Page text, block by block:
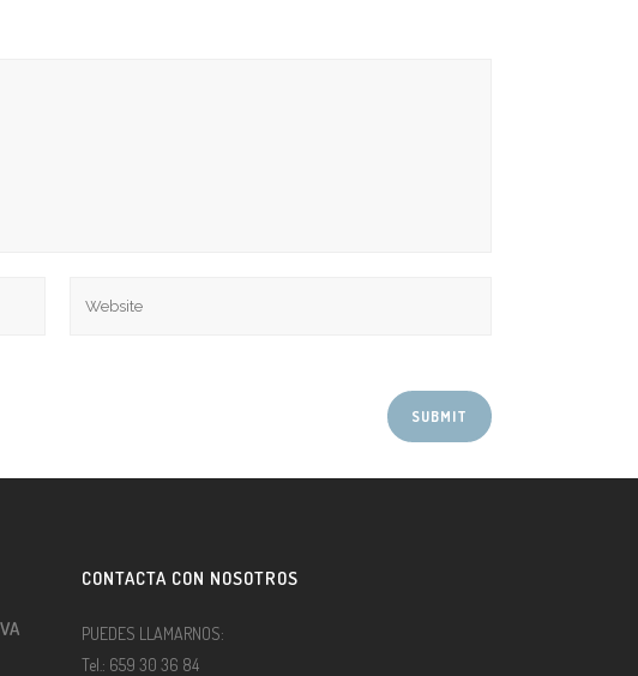
CONTACTA CON NOSOTROS
PUEDES LLAMARNOS:
Tel.: 659 30 36 84